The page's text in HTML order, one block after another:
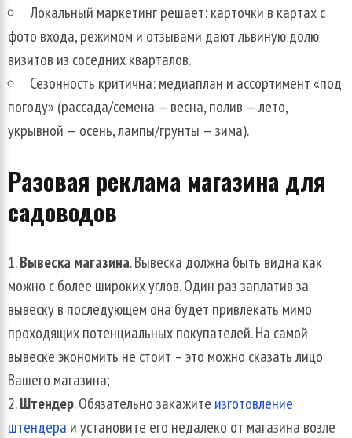
Локальный маркетинг решает: карточки в картах с
фото входа, режимом и отзывами дают львиную долю
визитов из соседних кварталов.
Сезонность критична: медиаплан и ассортимент «под
погоду» (рассада/семена — весна, полив — лето,
укрывной — осень, лампы/грунты — зима).
Разовая реклама магазина для
садоводов
Вывеска магазина. Вывеска должна быть видна как
можно с более широких углов. Один раз заплатив за
вывеску в последующем она будет привлекать мимо
проходящих потенциальных покупателей. На самой
вывеске экономить не стоит – это можно сказать лицо
Вашего магазина;
Штендер. Обязательно закажите изготовление
штендера и установите его недалеко от магазина возле